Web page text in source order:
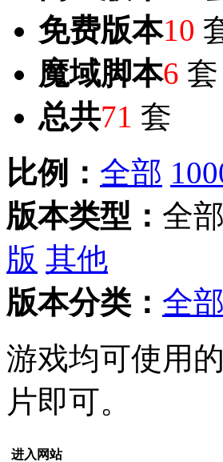
免费版本10
魔域脚本6 套
总共71 套
比例： 全部
版本类型： 全部
版 其他
版本分类： 全部
游戏均可使用
片即可。
进入网站